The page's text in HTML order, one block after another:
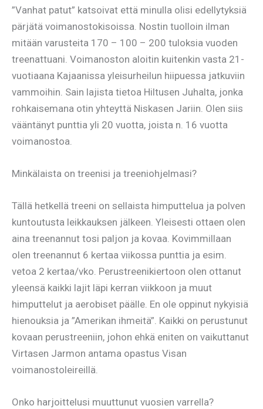
”Vanhat patut” katsoivat että minulla olisi edellytyksiä
pärjätä voimanostokisoissa. Nostin tuolloin ilman
mitään varusteita 170 – 100 – 200 tuloksia vuoden
treenattuani. Voimanoston aloitin kuitenkin vasta 21-
vuotiaana Kajaanissa yleisurheilun hiipuessa jatkuviin
vammoihin. Sain lajista tietoa Hiltusen Juhalta, jonka
rohkaisemana otin yhteyttä Niskasen Jariin. Olen siis
vääntänyt punttia yli 20 vuotta, joista n. 16 vuotta
voimanostoa.
Minkälaista on treenisi ja treeniohjelmasi?
Tällä hetkellä treeni on sellaista himputtelua ja polven
kuntoutusta leikkauksen jälkeen. Yleisesti ottaen olen
aina treenannut tosi paljon ja kovaa. Kovimmillaan
olen treenannut 6 kertaa viikossa punttia ja esim.
vetoa 2 kertaa/vko. Perustreenikiertoon olen ottanut
yleensä kaikki lajit läpi kerran viikkoon ja muut
himputtelut ja aerobiset päälle. En ole oppinut nykyisiä
hienouksia ja ”Amerikan ihmeitä”. Kaikki on perustunut
kovaan perustreeniin, johon ehkä eniten on vaikuttanut
Virtasen Jarmon antama opastus Visan
voimanostoleireillä.
Onko harjoittelusi muuttunut vuosien varrella?